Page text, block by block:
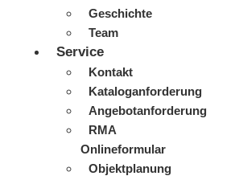
Geschichte
Team
Service
Kontakt
Kataloganforderung
Angebotanforderung
RMA
Onlineformular
Objektplanung